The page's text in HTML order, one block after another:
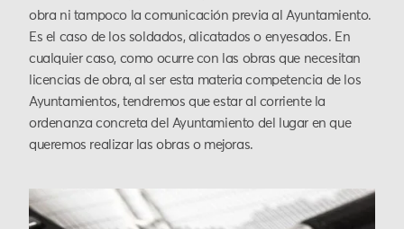
obra ni tampoco la comunicación previa al Ayuntamiento.
Es el caso de los soldados, alicatados o enyesados. En
cualquier caso, como ocurre con las obras que necesitan
licencias de obra, al ser esta materia competencia de los
Ayuntamientos, tendremos que estar al corriente la
ordenanza concreta del Ayuntamiento del lugar en que
queremos realizar las obras o mejoras.